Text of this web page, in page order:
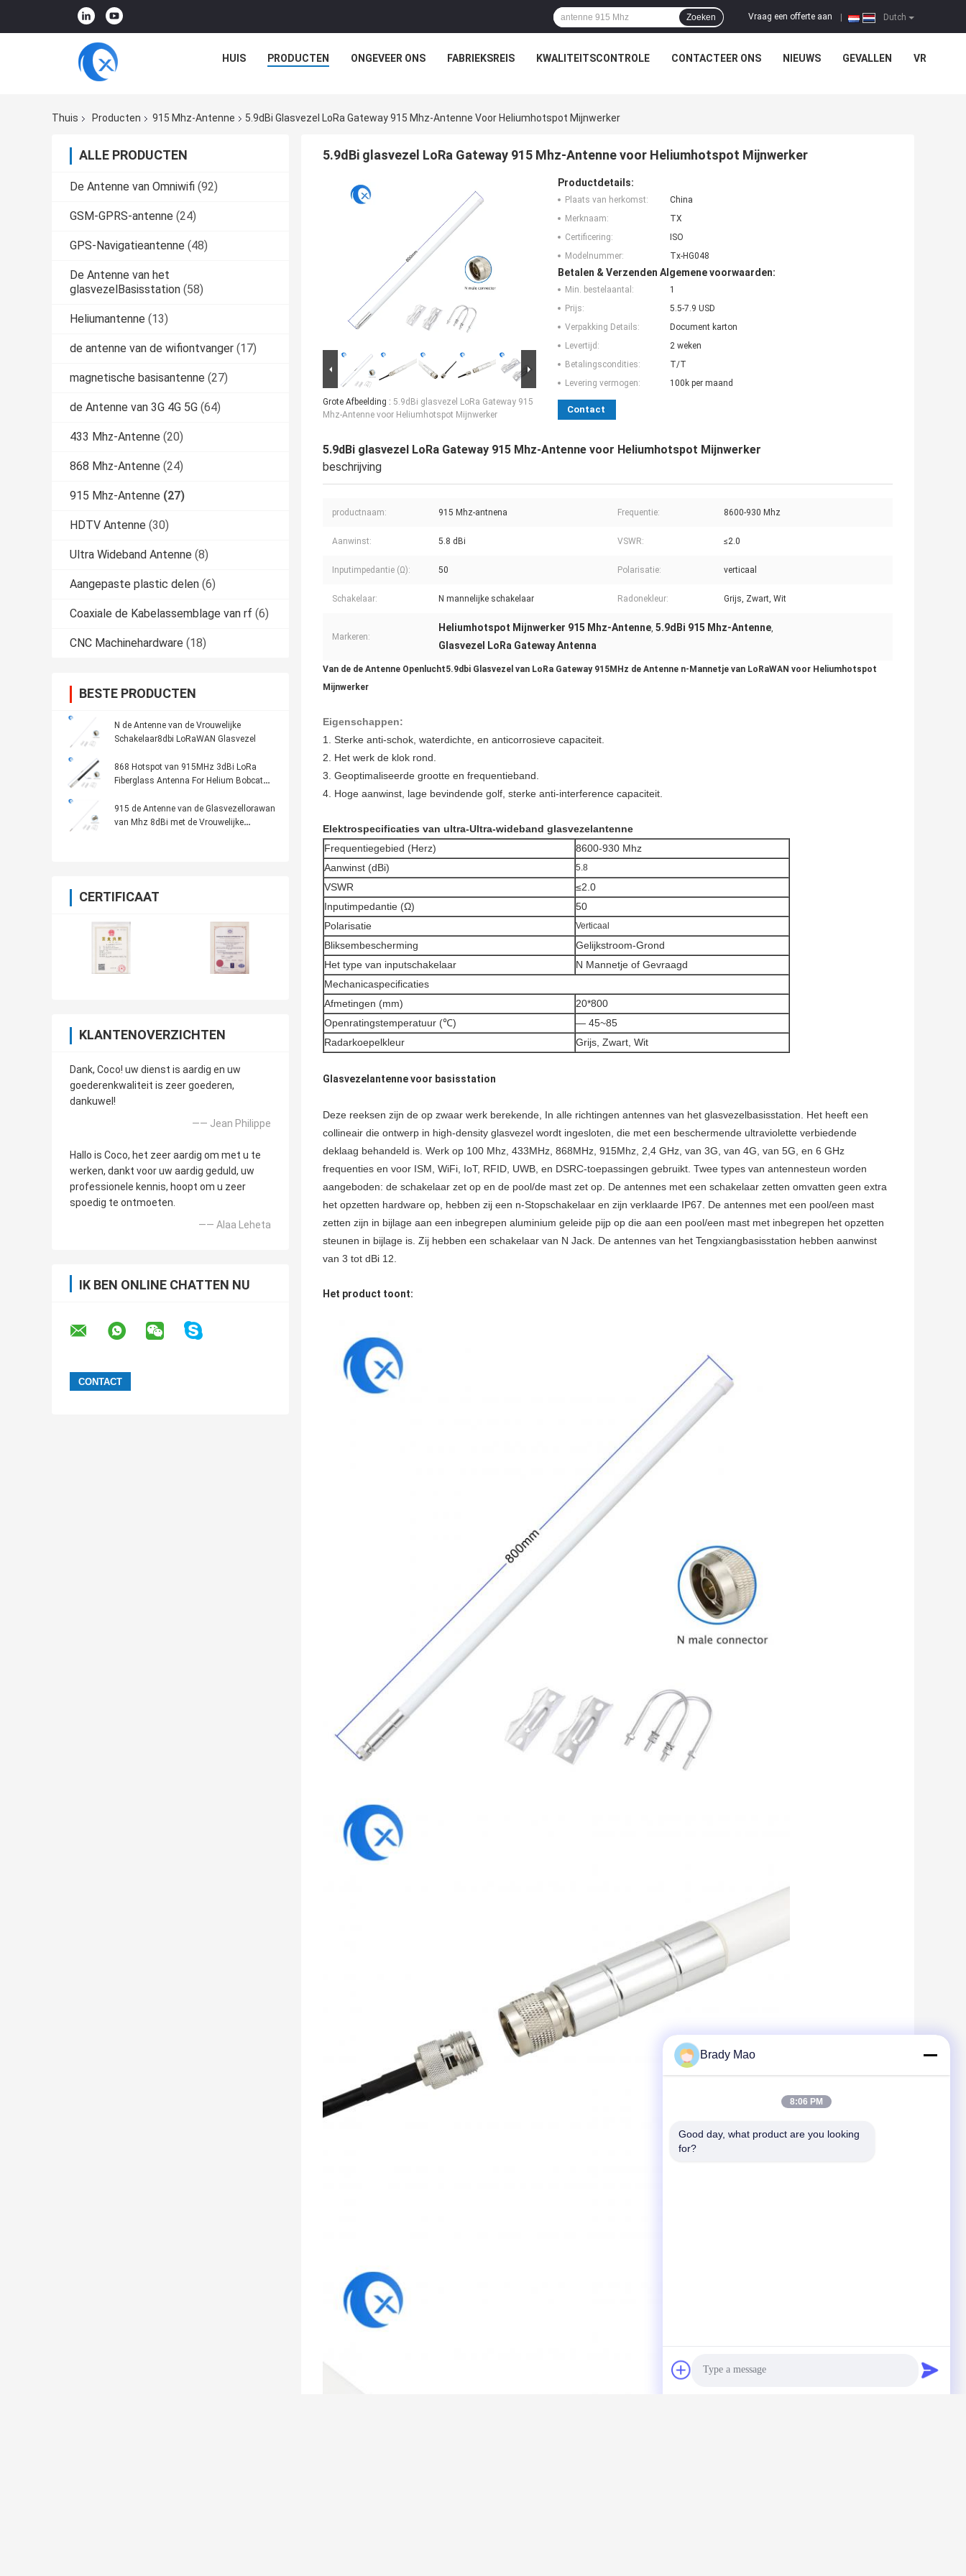
Dutch
Vraag een offerte aan
Zoeken
HUIS PRODUCTEN ONGEVEER ONS FABRIEKSREIS KWALITEITSCONTROLE CONTACTEER ONS NIEUWS GEVALLEN VR
Thuis Producten 915 Mhz-Antenne 5.9dBi Glasvezel LoRa Gateway 915 Mhz-Antenne Voor Heliumhotspot Mijnwerker
ALLE PRODUCTEN
De Antenne van Omniwifi (92)
GSM-GPRS-antenne (24)
GPS-Navigatieantenne (48)
De Antenne van het
glasvezelBasisstation (58)
Heliumantenne (13)
de antenne van de wifiontvanger (17)
magnetische basisantenne (27)
de Antenne van 3G 4G 5G (64)
433 Mhz-Antenne (20)
868 Mhz-Antenne (24)
915 Mhz-Antenne (27)
HDTV Antenne (30)
Ultra Wideband Antenne (8)
Aangepaste plastic delen (6)
Coaxiale de Kabelassemblage van rf (6)
CNC Machinehardware (18)
BESTE PRODUCTEN
N de Antenne van de Vrouwelijke
Schakelaar8dbi LoRaWAN Glasvezel
868 Hotspot van 915MHz 3dBi LoRa
Fiberglass Antenna For Helium Bobcat
915 de Antenne van de Glasvezellorawan
van Mhz 8dBi met de Vrouwelijke
CERTIFICAAT
KLANTENOVERZICHTEN
Dank, Coco! uw dienst is aardig en uw
goederenkwaliteit is zeer goederen,
dankuwel!
—— Jean Philippe
Hallo is Coco, het zeer aardig om met u te
werken, dankt voor uw aardig geduld, uw
professionele kennis, hoopt om u zeer
spoedig te ontmoeten.
—— Alaa Leheta
IK BEN ONLINE CHATTEN NU
5.9dBi glasvezel LoRa Gateway 915 Mhz-Antenne voor Heliumhotspot Mijnwerker
Grote Afbeelding : 5.9dBi glasvezel LoRa Gateway 915
Mhz-Antenne voor Heliumhotspot Mijnwerker
Productdetails:
Plaats van herkomst:
China
Merknaam:
TX
Certificering:
ISO
Modelnummer:
Tx-HG048
Betalen & Verzenden Algemene voorwaarden:
Min. bestelaantal:
1
Prijs:
5.5-7.9 USD
Verpakking Details:
Document karton
Levertijd:
2 weken
Betalingscondities:
T/T
Levering vermogen:
100k per maand
Contact
5.9dBi glasvezel LoRa Gateway 915 Mhz-Antenne voor Heliumhotspot Mijnwerker
beschrijving
productnaam: 915 Mhz-antnena Frequentie: 8600-930 Mhz
Aanwinst: 5.8 dBi VSWR: ≤2.0
Inputimpedantie (Ω): 50 Polarisatie: verticaal
Schakelaar: N mannelijke schakelaar Radonekleur: Grijs, Zwart, Wit
Markeren:
Heliumhotspot Mijnwerker 915 Mhz-Antenne, 5.9dBi 915 Mhz-Antenne,
Glasvezel LoRa Gateway Antenna
Van de de Antenne Openlucht5.9dbi Glasvezel van LoRa Gateway 915MHz de Antenne n-Mannetje van LoRaWAN voor Heliumhotspot
Mijnwerker
Eigenschappen:
1. Sterke anti-schok, waterdichte, en anticorrosieve capaciteit.
2. Het werk de klok rond.
3. Geoptimaliseerde grootte en frequentieband.
4. Hoge aanwinst, lage bevindende golf, sterke anti-interference capaciteit.
Elektrospecificaties van ultra-Ultra-wideband glasvezelantenne
Frequentiegebied (Herz)
8600-930 Mhz
Aanwinst (dBi)
5.8
VSWR
≤2.0
Inputimpedantie (Ω)
50
Polarisatie
Verticaal
Bliksembescherming
Gelijkstroom-Grond
Het type van inputschakelaar
N Mannetje of Gevraagd
Mechanicaspecificaties
Afmetingen (mm)
20*800
Openratingstemperatuur (℃)
— 45~85
Radarkoepelkleur
Grijs, Zwart, Wit
Glasvezelantenne voor basisstation
Deze reeksen zijn de op zwaar werk berekende, In alle richtingen antennes van het glasvezelbasisstation. Het heeft een
collineair die ontwerp in high-density glasvezel wordt ingesloten, die met een beschermende ultraviolette verbiedende
deklaag behandeld is. Werk op 100 Mhz, 433MHz, 868MHz, 915Mhz, 2,4 GHz, van 3G, van 4G, van 5G, en 6 GHz
frequenties en voor ISM, WiFi, IoT, RFID, UWB, en DSRC-toepassingen gebruikt. Twee types van antennesteun worden
aangeboden: de schakelaar zet op en de pool/de mast zet op. De antennes met een schakelaar zetten omvatten geen extra
het opzetten hardware op, hebben zij een n-Stopschakelaar en zijn verklaarde IP67. De antennes met een pool/een mast
zetten zijn in bijlage aan een inbegrepen aluminium geleide pijp op die aan een pool/een mast met inbegrepen het opzetten
steunen in bijlage is. Zij hebben een schakelaar van N Jack. De antennes van het Tengxiangbasisstation hebben aanwinst
van 3 tot dBi 12.
Het product toont:
Brady Mao
8:06 PM
Good day, what product are you looking
for?